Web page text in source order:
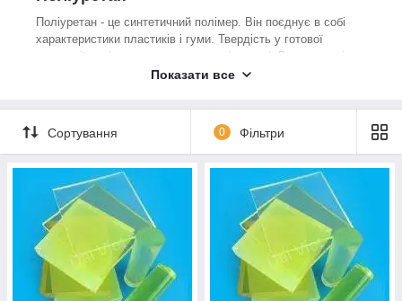
Поліуретан - це синтетичний полімер. Він поєднує в собі
характеристики пластиків і гуми. Твердість у готової
продукції варіюється в широкому діапазоні. Властивості
листового і стрижневого поліуретану можуть бути змінені в
Сфери застосування:
Показати все
Сортування 0 Фільтри